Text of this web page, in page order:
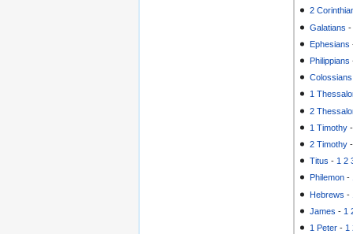
2
Galatians
Ephesians
Philippians
Colossians
1
2
1 Timothy
2 Timothy
Titus - 1 2
Philemon -
Hebrews -
James - 1
1 Peter - 1